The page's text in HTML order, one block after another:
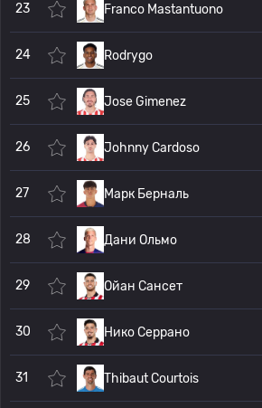
23 Franco Mastantuono
24 Rodrygo
25 Jose Gimenez
26 Johnny Cardoso
27 Марк Берналь
28 Дани Ольмо
29 Ойан Сансет
30 Нико Серрано
31 Thibaut Courtois